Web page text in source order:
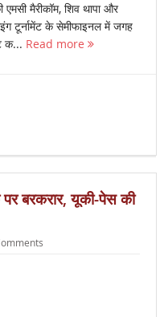
मैरीकॉम, शिव थापा और
टूर्नामेंट के सेमीफाइनल में जगह
क... Read more
पर बरकरार, यूकी-पेस की